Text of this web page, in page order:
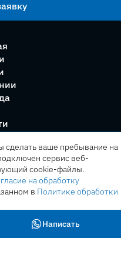
Написать
сделать ваше пребывание на
сервис веб-
cookie-файлы.
на обработку
в Политике обработки